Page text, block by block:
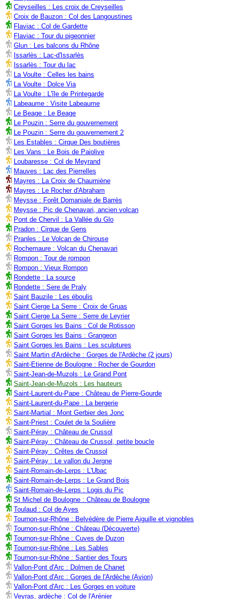
Creyseilles : Les croix de Creyseilles
Croix de Bauzon : Col des Langoustines
Flaviac : Col de Gardette
Flaviac : Tour du pigeonnier
Glun : Les balcons du Rhône
Issarlès : Lac-d'Issarlès
Issarlès : Tour du lac
La Voulte : Celles les bains
La Voulte : Dolce Via
La Voulte : L'île de Printegarde
Labeaume : Visite Labeaume
Le Beage : Le Beage
Le Pouzin : Serre du gouvernement
Le Pouzin : Serre du gouvernement 2
Les Estables : Cirque Des boutières
Les Vans : Le Bois de Paiolive
Loubaresse : Col de Meyrand
Mauves : Lac des Pierrelles
Mayres : La Croix de Chaumiène
Mayres : Le Rocher d'Abraham
Meysse : Forêt Domaniale de Barrès
Meysse : Pic de Chenavari, ancien volcan
Pont de Chervil : La Vallée du Glo
Pradon : Cirque de Gens
Pranles : Le Volcan de Chirouse
Rochemaure : Volcan du Chenavari
Rompon : Tour de rompon
Rompon : Vieux Rompon
Rondette : La source
Rondette : Sere de Praly
Saint Bauzile : Les éboulis
Saint Cierge La Serre : Croix de Gruas
Saint Cierge La Serre : Serre de Leyrier
Saint Gorges les Bains : Col de Rotisson
Saint Gorges les Bains : Grangeon
Saint Gorges les Bains : Les sculptures
Saint Martin d'Ardèche : Gorges de l'Ardèche (2 jours)
Saint-Etienne de Boulogne : Rocher de Gourdon
Saint-Jean-de-Muzols : Le Grand Pont
Saint-Jean-de-Muzols : Les hauteurs
Saint-Laurent-du-Pape : Château de Pierre-Gourde
Saint-Laurent-du-Pape : La bergerie
Saint-Martial : Mont Gerbier des Jonc
Saint-Priest : Coulet de la Soulière
Saint-Péray : Château de Crussol
Saint-Péray : Château de Crussol, petite boucle
Saint-Péray : Crêtes de Crussol
Saint-Péray : Le vallon du Jergne
Saint-Romain-de-Lerps : L'Ubac
Saint-Romain-de-Lerps : Le Grand Bois
Saint-Romain-de-Lerps : Logis du Pic
St Michel de Boulogne : Château de Boulogne
Toulaud : Col de Ayes
Tournon-sur-Rhône : Belvédère de Pierre Aiguille et vignobles
Tournon-sur-Rhône : Château (Découverte)
Tournon-sur-Rhône : Cuves de Duzon
Tournon-sur-Rhône : Les Sables
Tournon-sur-Rhône : Santier des Tours
Vallon-Pont d'Arc : Dolmen de Chanet
Vallon-Pont d'Arc : Gorges de l'Ardèche (Avion)
Vallon-Pont d'Arc : Les Gorges en voiture
Veyras, ardèche : Col de l'Arénier